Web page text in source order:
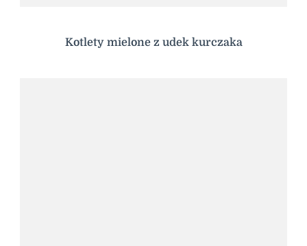
Kotlety mielone z udek kurczaka